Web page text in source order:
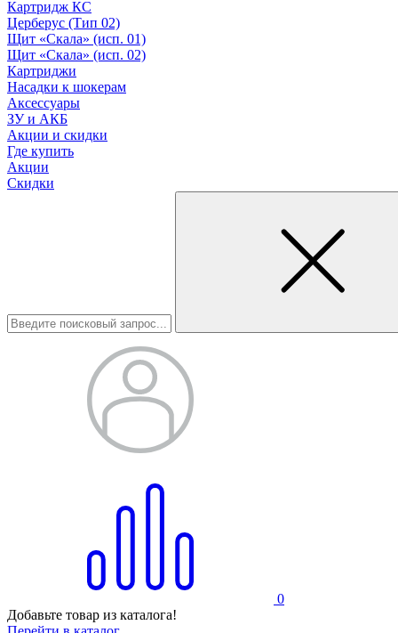
Картридж КС
Церберус (Тип 02)
Щит «Скала» (исп. 01)
Щит «Скала» (исп. 02)
Картриджи
Насадки к шокерам
Аксессуары
ЗУ и АКБ
Акции и скидки
Где купить
Акции
Скидки
0
Добавьте товар из каталога!